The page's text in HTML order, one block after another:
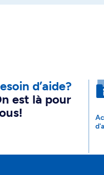
d’aide?
est là pour